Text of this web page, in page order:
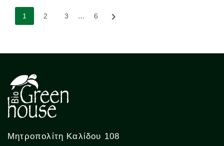
1 2 3 … 6 
Μητροπολίτη Καλίδου 108